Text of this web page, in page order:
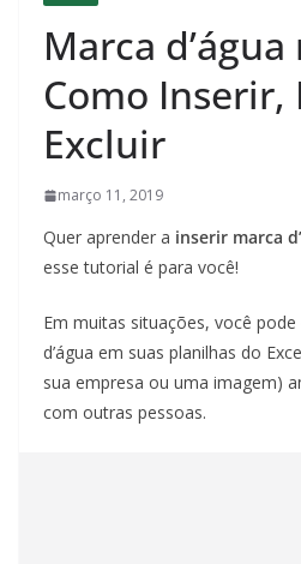
Marca d’água
Como Inserir,
Excluir
março 11, 2019
Quer aprender a inserir marca
esse tutorial é para você!
Em muitas situações, você
d’água em suas planilhas do
sua empresa ou uma imagem)
com outras pessoas.